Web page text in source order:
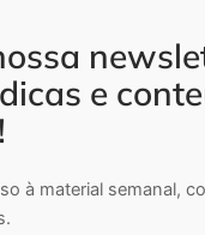
e
à material semanal,